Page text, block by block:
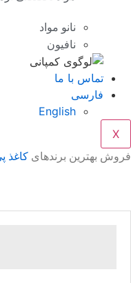
نانو مواد
نافیون
تماس با ما
فارسی
English
X
بهترین برندهای کاغذ